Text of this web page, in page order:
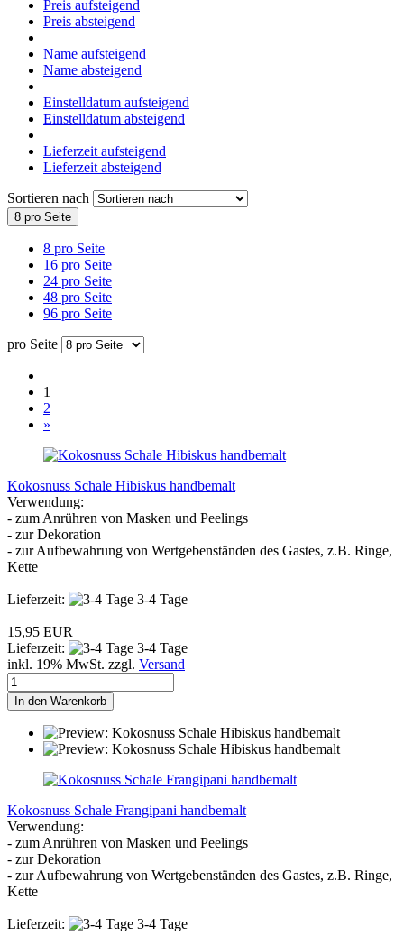
Preis aufsteigend
Preis absteigend
Name aufsteigend
Name absteigend
Einstelldatum aufsteigend
Einstelldatum absteigend
Lieferzeit aufsteigend
Lieferzeit absteigend
Sortieren nach
8 pro Seite
8 pro Seite
16 pro Seite
24 pro Seite
48 pro Seite
96 pro Seite
pro Seite
1
2
»
Kokosnuss Schale Hibiskus handbemalt
Verwendung:
- zum Anrühren von Masken und Peelings
- zur Dekoration
- zur Aufbewahrung von Wertgebenständen des Gastes, z.B. Ringe,
Kette
Lieferzeit: 3-4 Tage
15,95 EUR
Lieferzeit:
3-4 Tage
inkl. 19% MwSt. zzgl. Versand
In den Warenkorb
Kokosnuss Schale Frangipani handbemalt
Verwendung:
- zum Anrühren von Masken und Peelings
- zur Dekoration
- zur Aufbewahrung von Wertgebenständen des Gastes, z.B. Ringe,
Kette
Lieferzeit: 3-4 Tage